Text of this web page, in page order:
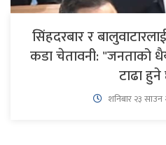
सिंहदरबार र
कडा चेतावनी: "जनताको
टाढा
शनिबार २३